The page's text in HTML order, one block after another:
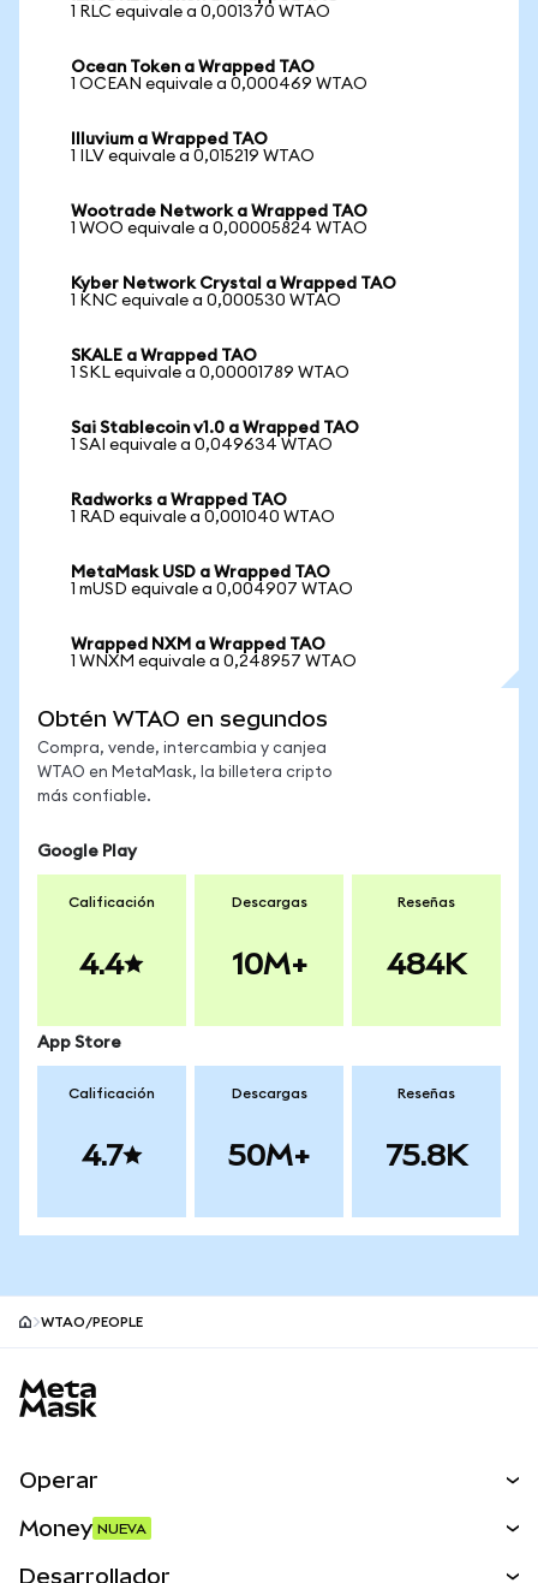
1 RLC equivale a 0,001370 WTAO
Ocean Token a Wrapped TAO
1 OCEAN equivale a 0,000469 WTAO
Illuvium a Wrapped TAO
1 ILV equivale a 0,015219 WTAO
Wootrade Network a Wrapped TAO
1 WOO equivale a 0,00005824 WTAO
Kyber Network Crystal a Wrapped TAO
1 KNC equivale a 0,000530 WTAO
SKALE a Wrapped TAO
1 SKL equivale a 0,00001789 WTAO
Sai Stablecoin v1.0 a Wrapped TAO
1 SAI equivale a 0,049634 WTAO
Radworks a Wrapped TAO
1 RAD equivale a 0,001040 WTAO
MetaMask USD a Wrapped TAO
1 mUSD equivale a 0,004907 WTAO
Wrapped NXM a Wrapped TAO
1 WNXM equivale a 0,248957 WTAO
Obtén WTAO en segundos
Compra, vende, intercambia y canjea
WTAO en MetaMask, la billetera cripto
más confiable.
Google Play
Calificación
4.4
Descargas
10M+
Reseñas
484K
App Store
Calificación
4.7
Descargas
50M+
Reseñas
75.8K
WTAO/PEOPLE
Operar
Money NUEVA
Desarrollador